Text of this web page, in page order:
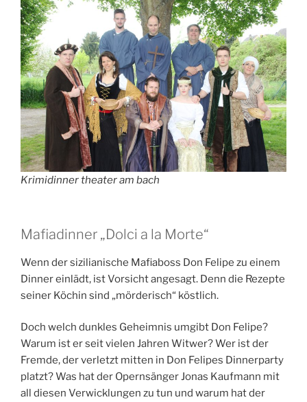
Krimidinner theater am bach
Mafiadinner „Dolci a la Morte“
Wenn der sizilianische Mafiaboss Don Felipe zu einem
Dinner einlädt, ist Vorsicht angesagt. Denn die Rezepte
seiner Köchin sind „mörderisch“ köstlich.
Doch welch dunkles Geheimnis umgibt Don Felipe?
Warum ist er seit vielen Jahren Witwer? Wer ist der
Fremde, der verletzt mitten in Don Felipes Dinnerparty
platzt? Was hat der Opernsänger Jonas Kaufmann mit
all diesen Verwicklungen zu tun und warum hat der